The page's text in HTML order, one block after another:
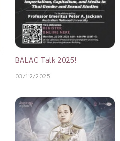
BALAC Talk 2025!
03/12/2025